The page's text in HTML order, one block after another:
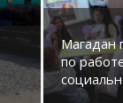
Магадан
по